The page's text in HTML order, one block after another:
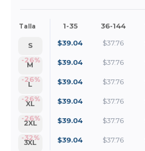
Talla 1-35 36-144
S
-26%
$39.04 $37.76
M
-26%
$39.04 $37.76
L
-26%
$39.04 $37.76
XL
-26%
$39.04 $37.76
2XL
-32%
$39.04 $37.76
3XL
$39.04 $37.76